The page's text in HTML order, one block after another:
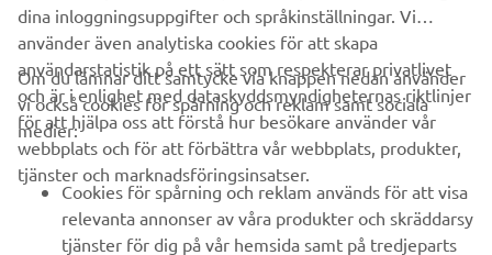
FÖRETAG
B2B
UTFORSKA YAMAHA
dina inloggningsuppgifter och språkinställningar. Vi
använder även analytiska cookies för att skapa
användarstatistik på ett sätt som respekterar privatlivet
och är i enlighet med dataskyddsmyndigheternas riktlinjer
för att hjälpa oss att förstå hur besökare använder vår
webbplats och för att förbättra vår webbplats, produkter,
tjänster och marknadsföringsinsatser.
Om du lämnar ditt samtycke via knappen nedan använder
vi också cookies för spårning och reklam samt sociala
medier:
Cookies för spårning och reklam används för att visa
relevanta annonser av våra produkter och skräddarsy
tjänster för dig på vår hemsida samt på tredjeparts